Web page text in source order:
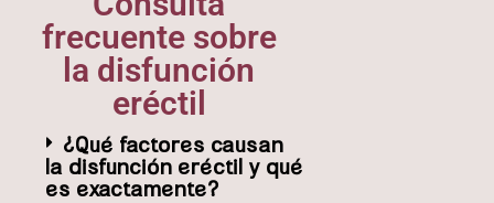
frecuente sobre
la disfunción
eréctil
¿Qué factores causan
la disfunción eréctil y qué
es exactamente?